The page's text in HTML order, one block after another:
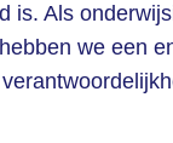
is. Als
hebben we een